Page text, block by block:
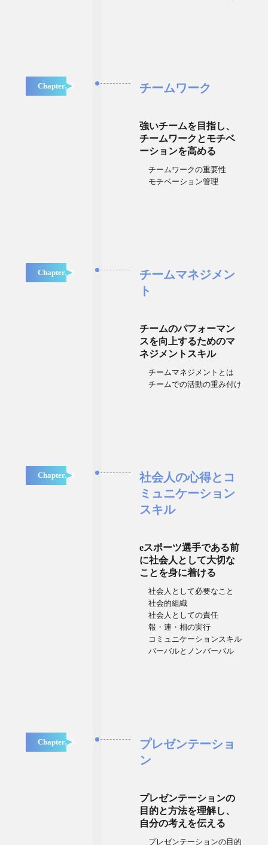
Chapter.02 チームワーク
強いチームを目指し、
チームワークとモチベ
ーションを高める
チームワークの重要性
モチベーション管理
Chapter.03
チームマネジメン
ト
チームのパフォーマン
スを向上するためのマ
ネジメントスキル
チームマネジメントとは
チームでの活動の重み付け
Chapter.04
社会人の心得とコ
ミュニケーション
スキル
eスポーツ選手である前
に社会人として大切な
ことを身に着ける
社会人として必要なこと
社会的組織
社会人としての責任
報・連・相の実行
コミュニケーションスキル
バーバルとノンバーバル
Chapter.05
プレゼンテーショ
ン
プレゼンテーションの
目的と方法を理解し、
自分の考えを伝える
プレゼンテーションの目的